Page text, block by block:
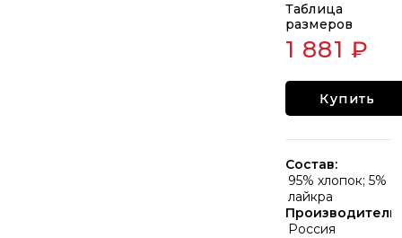
Таблица
размеров
1 881 ₽
Купить
Состав:
95% хлопок; 5%
лайкра
Производитель:
Россия